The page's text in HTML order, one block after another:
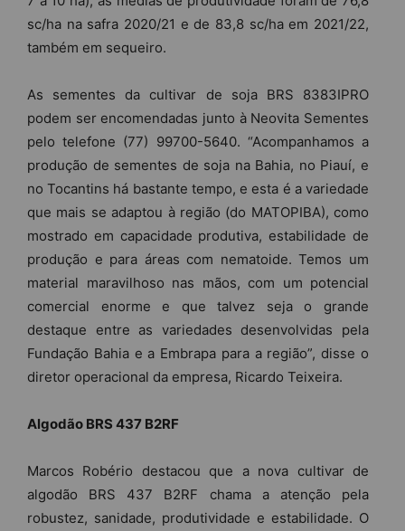
sc/ha na safra 2020/21 e de 83,8 sc/ha em 2021/22,
também em sequeiro.
As sementes da cultivar de soja BRS 8383IPRO
podem ser encomendadas junto à Neovita Sementes
pelo telefone (77) 99700-5640. “Acompanhamos a
produção de sementes de soja na Bahia, no Piauí, e
no Tocantins há bastante tempo, e esta é a variedade
que mais se adaptou à região (do MATOPIBA), como
mostrado em capacidade produtiva, estabilidade de
produção e para áreas com nematoide. Temos um
material maravilhoso nas mãos, com um potencial
comercial enorme e que talvez seja o grande
destaque entre as variedades desenvolvidas pela
Fundação Bahia e a Embrapa para a região”, disse o
diretor operacional da empresa, Ricardo Teixeira.
Algodão BRS 437 B2RF
Marcos Robério destacou que a nova cultivar de
algodão BRS 437 B2RF chama a atenção pela
robustez, sanidade, produtividade e estabilidade. O